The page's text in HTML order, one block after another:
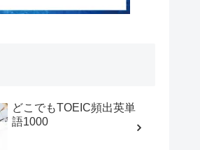
どこでもTOEIC頻出英単
語1000